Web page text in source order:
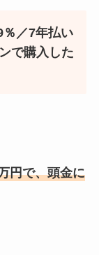
％／7年払い
で購入した
円で、頭金に